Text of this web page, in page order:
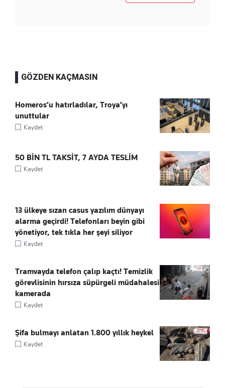
GÖZDEN KAÇMASIN
Homeros’u hatırladılar, Troya’yı
unuttular
Kaydet
50 BİN TL TAKSİT, 7 AYDA TESLİM
Kaydet
13 ülkeye sızan casus yazılım dünyayı
alarma geçirdi! Telefonları beyin gibi
yönetiyor, tek tıkla her şeyi siliyor
Kaydet
Tramvayda telefon çalıp kaçtı! Temizlik
görevlisinin hırsıza süpürgeli müdahalesi
kamerada
Kaydet
Şifa bulmayı anlatan 1.800 yıllık heykel
Kaydet